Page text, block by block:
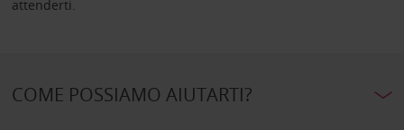
attenderti.
COME POSSIAMO AIUTARTI?